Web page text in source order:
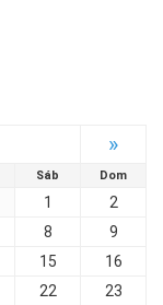
»
Sáb Dom
1
2
8
9
15
16
22
23